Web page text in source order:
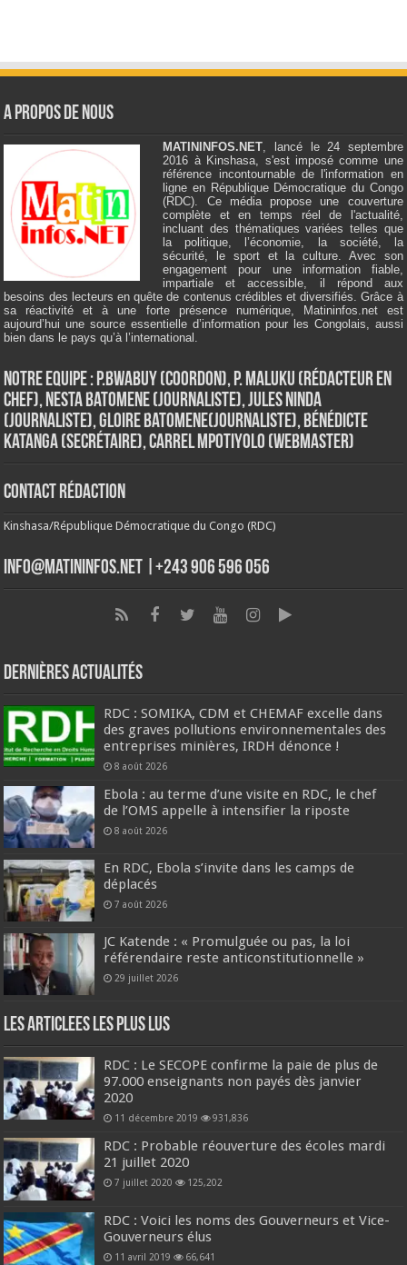
A Propos de Nous
MATININFOS.NET , lancé le 24 septembre
2016 à Kinshasa, s'est imposé comme une
référence incontournable de l'information en
ligne en République Démocratique du Congo
(RDC). Ce média propose une couverture
complète et en temps réel de l'actualité,
incluant des thématiques variées telles que
la politique, l’économie, la société, la
sécurité, le sport et la culture. Avec son
engagement pour une information fiable,
impartiale et accessible, il répond aux
besoins des lecteurs en quête de contenus crédibles et diversifiés. Grâce à
sa réactivité et à une forte présence numérique, Matininfos.net est
aujourd’hui une source essentielle d’information pour les Congolais, aussi
bien dans le pays qu’à l’international.
Notre Equipe : P.Bwabuy (Coordon), P. Maluku (Rédacteur en
Chef), Nesta Batomene (Journaliste), Jules Ninda
(Journaliste), Gloire Batomene(Journaliste), Bénédicte
Katanga (Secrétaire), Carrel Mpotiyolo (Webmaster)
Contact Rédaction
Kinshasa/République Démocratique du Congo (RDC)
info@matininfos.net |+243 906 596 056
Dernières Actualités
RDC : SOMIKA, CDM et CHEMAF excelle dans
des graves pollutions environnementales des
entreprises minières, IRDH dénonce !
8 août 2026
Ebola : au terme d’une visite en RDC, le chef
de l’OMS appelle à intensifier la riposte
8 août 2026
En RDC, Ebola s’invite dans les camps de
déplacés
7 août 2026
JC Katende : « Promulguée ou pas, la loi
référendaire reste anticonstitutionnelle »
29 juillet 2026
Les Articlees les plus Lus
RDC : Le SECOPE confirme la paie de plus de
97.000 enseignants non payés dès janvier
2020
11 décembre 2019 931,836
RDC : Probable réouverture des écoles mardi
21 juillet 2020
7 juillet 2020 125,202
RDC : Voici les noms des Gouverneurs et Vice-
Gouverneurs élus
11 avril 2019 66,641